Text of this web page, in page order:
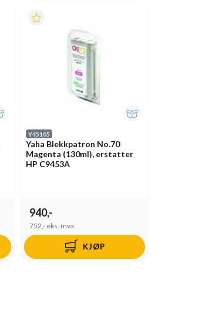
Y45105
Yaha Blekkpatron No.70
Magenta (130ml), erstatter
HP C9453A
940,-
752,- eks. mva
KJØP